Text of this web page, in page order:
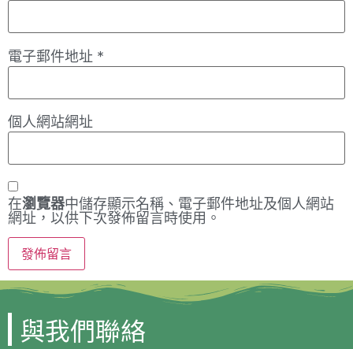
電子郵件地址 *
個人網站網址
在瀏覽器中儲存顯示名稱、電子郵件地址及個人網站
網址，以供下次發佈留言時使用。
與我們聯絡